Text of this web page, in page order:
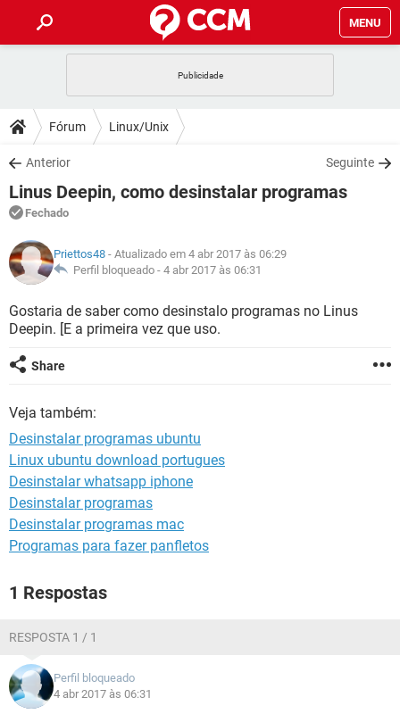
MENU
CELULAR
OUTLOOK
INSTAGRAM GMAIL
GUIA DE COMPRAS
DICAS
JOGOS
OUTLOOK
INSTAGRAM
GUIA DE COMPRAS
DOWNLOADS
JOGOS WHATSAPP
CELULAR
OUTLOOK EXCEL
INSTAGRAM
GUIA DE COMPRAS
FÓRUM
JOGOS
CELULAR FACEBOOK
INSTAGRAM GMAIL
GUIA DE COMPRAS
GLOSSÁRIO
JOGOS
CELULAR FACEBOOK
INSTAGRAM
GUIA DE COMPRAS
Fórum Linux/Unix
Anterior Seguinte
Linus Deepin, como desinstalar programas
Fechado
Priettos48 - Atualizado em 4 abr 2017 às 06:29
Perfil bloqueado - 4 abr 2017 às 06:31
Gostaria de saber como desinstalo programas no Linus
Deepin. [E a primeira vez que uso.
Share
Veja também:
Desinstalar programas ubuntu
Linux ubuntu download portugues
Desinstalar whatsapp iphone
Desinstalar programas
Desinstalar programas mac
Programas para fazer panfletos
1 Respostas
RESPOSTA 1 / 1
Perfil bloqueado
4 abr 2017 às 06:31